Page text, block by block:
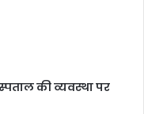
की व्यवस्था पर